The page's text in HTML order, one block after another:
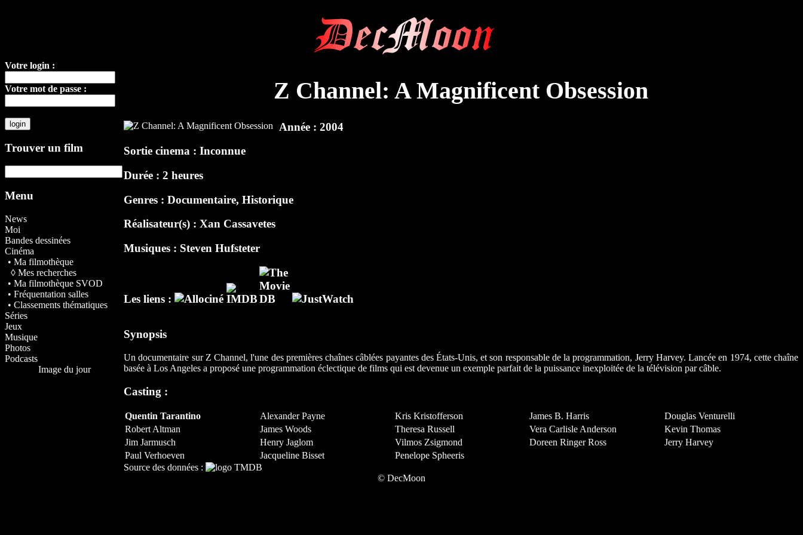
DecMoon
Votre login :
Votre mot de passe :
Trouver un film
Menu
News
Moi
Bandes dessinées
Cinéma
• Ma filmothèque
◊ Mes recherches
• Ma filmothèque SVOD
• Fréquentation salles
• Classements thématiques
Séries
Jeux
Musique
Photos
Podcasts
Image du jour
Z Channel: A Magnificent Obsession
Année : 2004
Sortie cinema : Inconnue
Durée : 2 heures
Genres : Documentaire, Historique
Réalisateur(s) :Xan Cassavetes
Musiques : Steven Hufsteter
Les liens :
Synopsis
Un documentaire sur Z Channel, l'une des premières chaînes câblées payantes des États-Unis, et son responsable de la programmation, Jerry Harvey. Lancée en 1974, cette chaîne
basée à Los Angeles a proposé une programmation éclectique de films qui est devenue un exemple parfait de la puissance inexploitée de la télévision par câble.
Casting :
Quentin Tarantino
Robert Altman
Jim Jarmusch
Paul Verhoeven
Alexander Payne
James Woods
Henry Jaglom
Jacqueline Bisset
Kris Kristofferson
Theresa Russell
Vilmos Zsigmond
Penelope Spheeris
James B. Harris
Vera Carlisle Anderson
Doreen Ringer Ross
Douglas Venturelli
Kevin Thomas
Jerry Harvey
Source des données :
© DecMoon